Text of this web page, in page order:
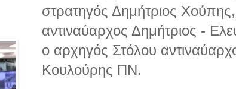
στρατηγός Δημήτριος
αντιναύαρχος Δημήτριος -
ο αρχηγός Στόλου
Κουλούρης ΠΝ.